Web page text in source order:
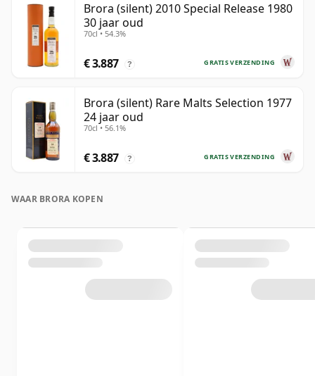
Brora (silent) 2010 Special Release 1980
30 jaar oud
70cl • 54.3%
GRATIS VERZENDING
€ 3.887 ?
Brora (silent) Rare Malts Selection 1977
24 jaar oud
70cl • 56.1%
GRATIS VERZENDING
€ 3.887 ?
WAAR BRORA KOPEN